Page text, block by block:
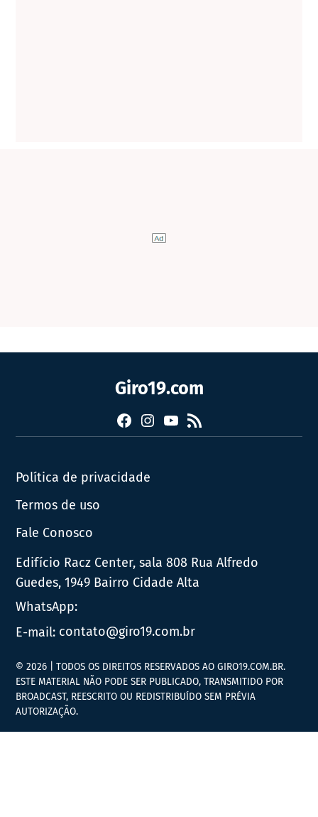
Giro19.com
FacebookInstagram
YouTube
RSS
Política de privacidade
Termos de uso
Fale Conosco
Edifício Racz Center, sala 808 Rua Alfredo
Guedes, 1949 Bairro Cidade Alta
WhatsApp:
E-mail: contato@giro19.com.br
© 2026 | TODOS OS DIREITOS RESERVADOS AO GIRO19.COM.BR.
ESTE MATERIAL NÃO PODE SER PUBLICADO, TRANSMITIDO POR
BROADCAST, REESCRITO OU REDISTRIBUÍDO SEM PRÉVIA
AUTORIZAÇÃO.